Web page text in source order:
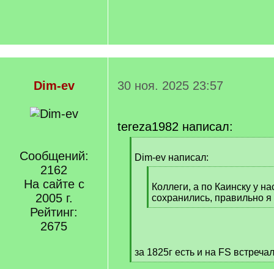
Dim-ev
Сообщений:
2162
На сайте с
2005 г.
Рейтинг:
2675
30 ноя. 2025 23:57
tereza1982 написал:
q
Dim-ev написал:
q
]
Коллеги, а по Каинску у
сохранились, правильно
[
за 1825г есть и на FS
[